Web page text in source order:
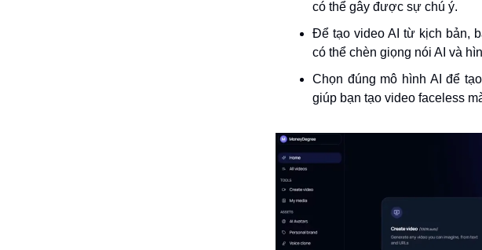
có thể gây được sự chú ý.
Để tạo video AI từ kịch bản,
có thể chèn giọng nói AI và
Chọn đúng mô hình AI để
giúp bạn tạo video faceless